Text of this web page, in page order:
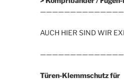
AUCH HIER SIND WIR
Türen-Klemmschutz für